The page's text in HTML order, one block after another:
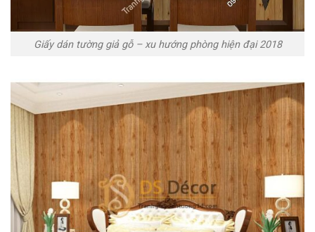
Giấy dán tường giả gỗ – xu hướng phòng hiện đại 2018